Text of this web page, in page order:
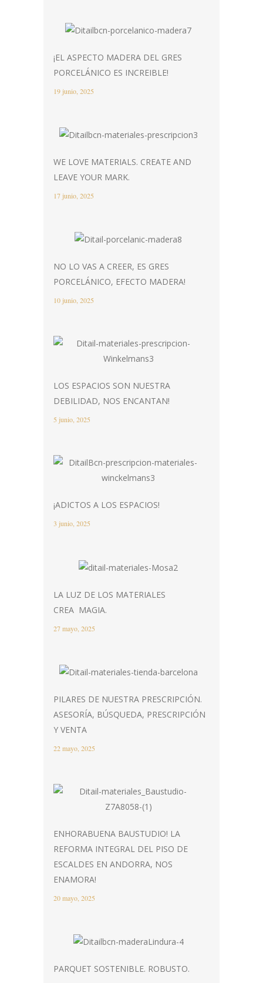
¡EL ASPECTO MADERA DEL GRES
PORCELÁNICO ES INCREIBLE!
19 junio, 2025
WE LOVE MATERIALS. CREATE AND
LEAVE YOUR MARK.
17 junio, 2025
NO LO VAS A CREER, ES GRES
PORCELÁNICO, EFECTO MADERA!
10 junio, 2025
LOS ESPACIOS SON NUESTRA
DEBILIDAD, NOS ENCANTAN!
5 junio, 2025
¡ADICTOS A LOS ESPACIOS!
3 junio, 2025
LA LUZ DE LOS MATERIALES
CREA MAGIA.
27 mayo, 2025
PILARES DE NUESTRA PRESCRIPCIÓN.
ASESORÍA, BÚSQUEDA, PRESCRIPCIÓN
Y VENTA
22 mayo, 2025
ENHORABUENA BAUSTUDIO! LA
REFORMA INTEGRAL DEL PISO DE
ESCALDES EN ANDORRA, NOS
ENAMORA!
20 mayo, 2025
PARQUET SOSTENIBLE. ROBUSTO.